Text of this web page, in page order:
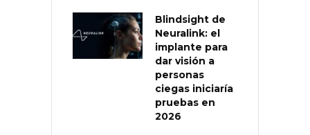
Blindsight de
Neuralink: el
implante para
dar visión a
personas
ciegas iniciaría
pruebas en
2026